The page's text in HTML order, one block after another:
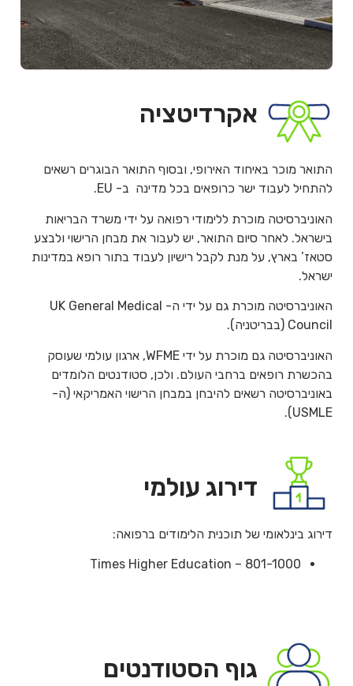
אקרדיטציה
התואר מוכר באיחוד האירופי, ובסוף התואר הבוגרים רשאים
להתחיל לעבוד ישר כרופאים בכל מדינה ב- EU.
האוניברסיטה מוכרת ללימודי רפואה על ידי משרד הבריאות
בישראל. לאחר סיום התואר, יש לעבור את מבחן הרישוי ולבצע
סטאז’ בארץ, על מנת לקבל רישיון לעבוד בתור רופא במדינות
ישראל.
האוניברסיטה מוכרת גם על ידי ה- UK General Medical
Council (בבריטניה).
האוניברסיטה גם מוכרת על ידי WFME, ארגון עולמי שעוסק
בהכשרת רופאים ברחבי העולם. ולכן, סטודנטים הלומדים
באוניברסיטה רשאים להיבחן במבחן הרישוי האמריקאי (ה-
USMLE).
דירוג עולמי
דירוג בינלאומי של תוכנית הלימודים ברפואה:
Times Higher Education – 801-1000
גוף הסטודנטים